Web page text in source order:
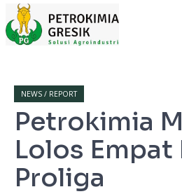
NEWS / REPORT
Petrokimia
Lolos Empat
Proliga